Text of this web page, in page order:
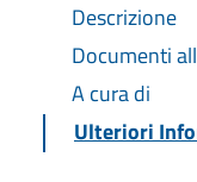
Descrizione
Documenti
A cura di
Ulteriori